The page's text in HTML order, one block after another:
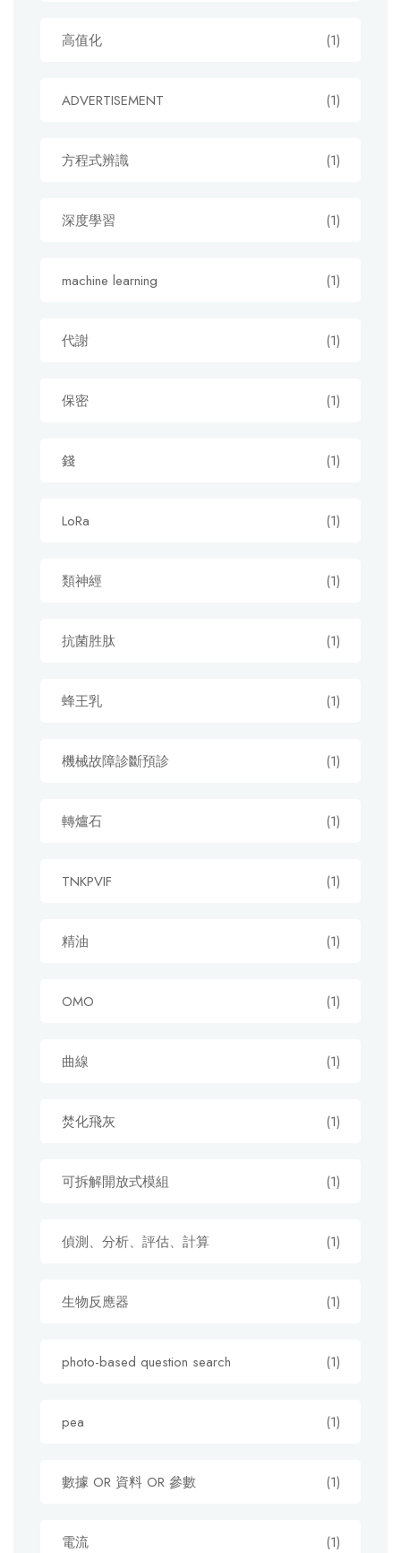
高值化 (1)
ADVERTISEMENT (1)
方程式辨識 (1)
深度學習 (1)
machine learning (1)
代謝 (1)
保密 (1)
錢 (1)
LoRa (1)
類神經 (1)
抗菌胜肽 (1)
蜂王乳 (1)
機械故障診斷預診 (1)
轉爐石 (1)
TNKPVIF (1)
精油 (1)
OMO (1)
曲線 (1)
焚化飛灰 (1)
可拆解開放式模組 (1)
偵測、分析、評估、計算 (1)
生物反應器 (1)
photo-based question search (1)
pea (1)
數據 OR 資料 OR 參數 (1)
電流 (1)